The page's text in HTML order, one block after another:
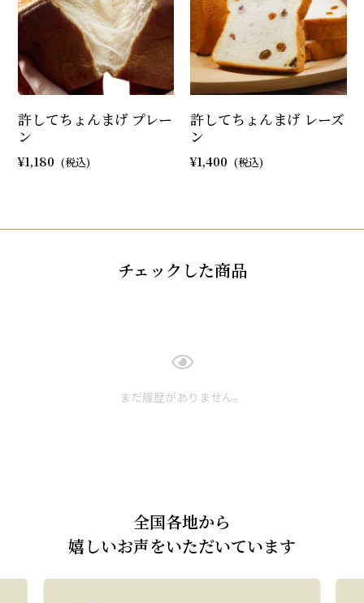
許してちょんまげ プレー
ン
1,180
許してちょんまげ レーズ
ン
1,400
チェックした商品
まだ履歴がありません。
全国各地から
嬉しいお声をいただいています